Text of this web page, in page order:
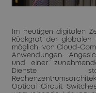
Im heutigen digitalen
Rückgrat der globalen
möglich, von Cloud-
Anwendungen.
und einer
Dienste
Optical Circuit